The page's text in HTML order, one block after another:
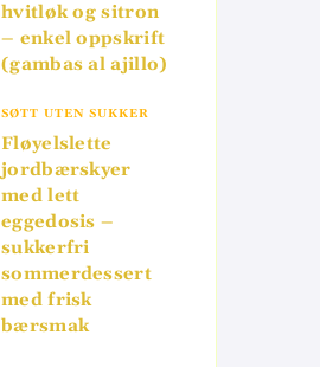
hvitløk og sitron
– enkel oppskrift
(gambas al ajillo)
SØTT UTEN SUKKER
Fløyelslette
jordbærskyer
med lett
eggedosis –
sukkerfri
sommerdessert
med frisk
bærsmak